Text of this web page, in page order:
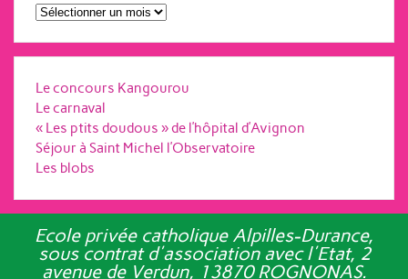
Archives
Le concours Kangourou
Le carnaval
« Les ptits doudous » de l’hôpital d’Avignon
Séjour à Saint Michel l’Observatoire
Les blobs
Ecole privée catholique Alpilles-Durance,
sous contrat d'association avec l'Etat, 2
avenue de Verdun, 13870 ROGNONAS.